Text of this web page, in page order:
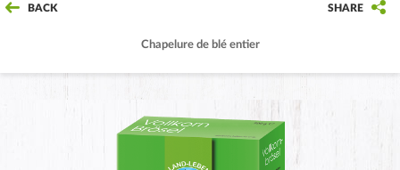
BACK
Chapelure de blé entier
SHARE